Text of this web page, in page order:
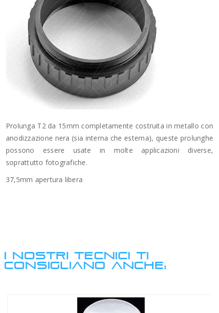
Prolunga T2 da 15mm completamente costruita in metallo con
anodizzazione nera (sia interna che esterna), queste prolunghe
possono essere usate in molte applicazioni diverse,
soprattutto fotografiche.
37,5mm apertura libera
I NOSTRI TECNICI TI
CONSIGLIANO ANCHE: